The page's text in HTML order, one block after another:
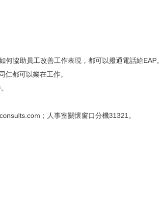
協助員工改善工作表現，都可以撥通電話給EAP。
都可以樂在工作。
；人事室關懷窗口分機31321。